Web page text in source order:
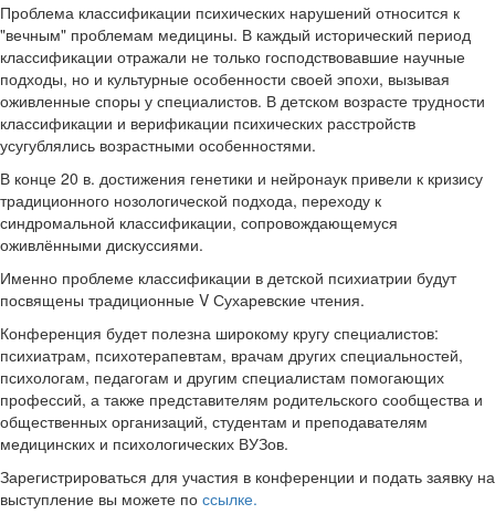
Проблема классификации психических нарушений относится к
"вечным" проблемам медицины. В каждый исторический период
классификации отражали не только господствовавшие научные
подходы, но и культурные особенности своей эпохи, вызывая
оживленные споры у специалистов. В детском возрасте трудности
классификации и верификации психических расстройств
усугублялись возрастными особенностями.
В конце 20 в. достижения генетики и нейронаук привели к кризису
традиционного нозологической подхода, переходу к
синдромальной классификации, сопровождающемуся
оживлёнными дискуссиями.
Именно проблеме классификации в детской психиатрии будут
посвящены традиционные V Сухаревские чтения.
Конференция будет полезна широкому кругу специалистов:
психиатрам, психотерапевтам, врачам других специальностей,
психологам, педагогам и другим специалистам помогающих
профессий, а также представителям родительского сообщества и
общественных организаций, студентам и преподавателям
медицинских и психологических ВУЗов.
Зарегистрироваться для участия в конференции и подать заявку на
выступление вы можете по ссылке.